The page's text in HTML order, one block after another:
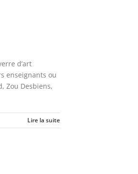
d’art
enseignants ou
Zou Desbiens,
Lire la suite